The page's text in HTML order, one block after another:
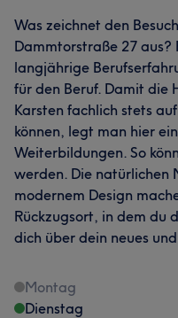
Was zeichnet den
Dammtorstraße 27 aus?
langjährige
für den Beruf. Damit die
Karsten fachlich stets
können, legt man hier
Weiterbildungen. So
werden. Die natürlichen
modernem Design
Rückzugsort, in dem du
dich über dein neues
Montag
Dienstag